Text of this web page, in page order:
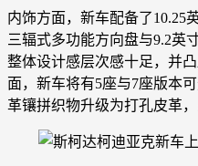
内饰方面，新车配备了10.25
三辐式多功能方向盘与9.2英
整体设计感层次感十足，并
面，新车将有5座与7座版本
革镶拼织物升级为打孔皮革